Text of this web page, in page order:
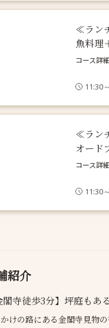
≪ラン
魚料理
コース詳
11:30
≪ラン
オード
コース詳
11:30
紹介
閣寺徒歩3分】坪庭も
けの路にある金閣寺見物